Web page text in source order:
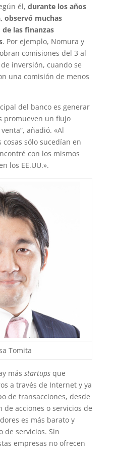
él, durante los años
observó muchas
las finanzas
. Por ejemplo, Nomura y
comisiones del 3 al
inversión, cuando se
una comisión de menos
del banco es generar
promueven un flujo
añadió. «Al
sólo sucedían en
con los mismos
los EE.UU.».
Tomita
más startups que
a través de Internet y ya
de transacciones, desde
de acciones o servicios de
es más barato y
de servicios. Sin
empresas no ofrecen